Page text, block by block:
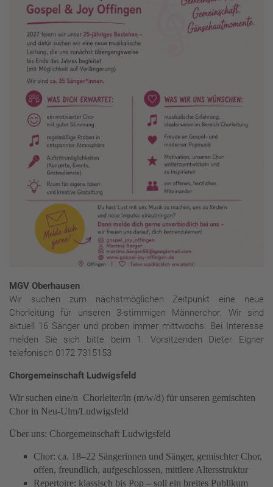
MGV Oberhausen
Wir suchen zum nächstmöglichen Zeitpunkt eine neue
Chorleitung für unseren 3-stimmigen Männerchor. Wir sind
aktuell 16 Sänger und proben immer mittwochs. Bei Interesse
melden Sie sich bitte beim 1. Vorsitzenden Dieter Eigner
telefonisch 0172 7315153
Chorgemeinschaft Ludwigsfeld
Wir suchen eine/n Chorleiter/in (m/w/d) für unseren gemischten
Chor in Neu-Ulm/Ludwigsfeld
Über uns: Chorgemeinschaft Ludwigsfeld
Chor: ca. 18–22 Sängerinnen und Sänger, gemischter Chor,
offen, freundlich, aufgeschlossen, mittlere Altersstruktur
Repertoire: klassisch bis Pop – soll ein breites Publikum